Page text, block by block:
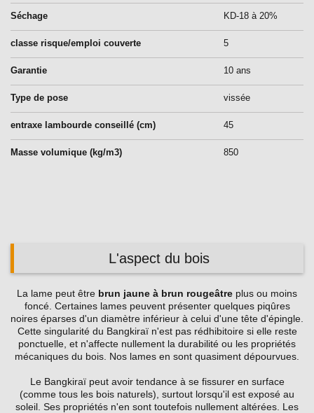
Séchage KD-18 à 20%
classe risque/emploi couverte 5
Garantie 10 ans
Type de pose vissée
entraxe lambourde conseillé (cm) 45
Masse volumique (kg/m3) 850
L'aspect du bois
La lame peut être brun jaune à brun rougeâtre plus ou moins
foncé. Certaines lames peuvent présenter quelques piqûres
noires éparses d'un diamètre inférieur à celui d'une tête d'épingle.
Cette singularité du Bangkiraï n'est pas rédhibitoire si elle reste
ponctuelle, et n'affecte nullement la durabilité ou les propriétés
mécaniques du bois. Nos lames en sont quasiment dépourvues.
Le Bangkiraï peut avoir tendance à se fissurer en surface
(comme tous les bois naturels), surtout lorsqu'il est exposé au
soleil. Ses propriétés n'en sont toutefois nullement altérées. Les